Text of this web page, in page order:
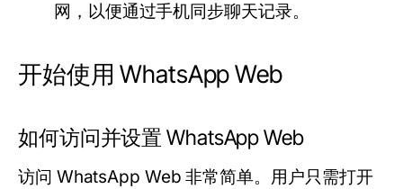
网，以便通过手机同步聊天记录。
开始使用 WhatsApp Web
如何访问并设置 WhatsApp Web
访问 WhatsApp Web 非常简单。用户只需打开